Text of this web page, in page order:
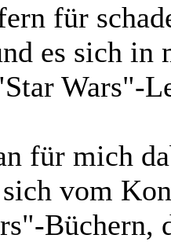
für
es sich in
Wars"-
für mich
vom
Büchern,